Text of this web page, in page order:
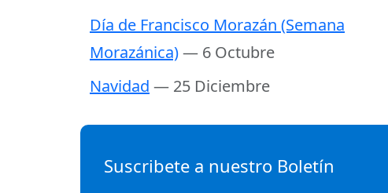
Día de Francisco Morazán (Semana
Morazánica)— 6 Octubre
Navidad — 25 Diciembre
Suscribete a nuestro Boletín